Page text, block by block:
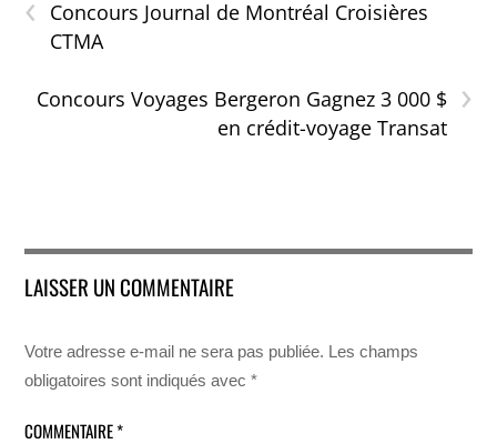
Concours Journal de Montréal Croisières
CTMA
›
Concours Voyages Bergeron Gagnez 3 000 $
en crédit-voyage Transat
LAISSER UN COMMENTAIRE
Votre adresse e-mail ne sera pas publiée. Les champs
obligatoires sont indiqués avec*
COMMENTAIRE*